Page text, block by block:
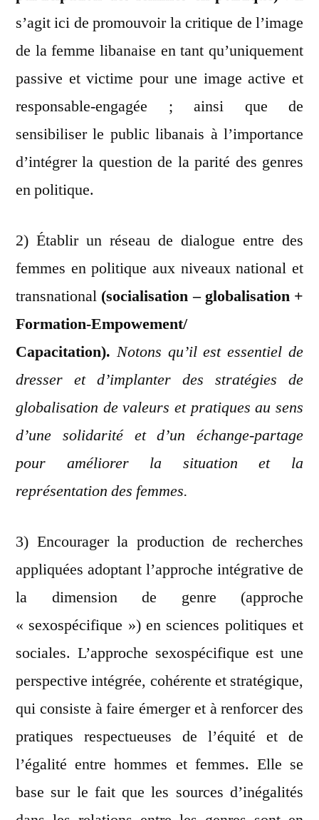
s’agit ici de promouvoir la critique de l’image
de la femme libanaise en tant qu’uniquement
passive et victime pour une image active et
responsable-engagée ; ainsi que de
sensibiliser le public libanais à l’importance
d’intégrer la question de la parité des genres
en politique.
2) Établir un réseau de dialogue entre des
femmes en politique aux niveaux national et
transnational (socialisation – globalisation +
Formation-Empowement/
Capacitation). Notons qu’il est essentiel de
dresser et d’implanter des stratégies de
globalisation de valeurs et pratiques au sens
d’une solidarité et d’un échange-partage
pour améliorer la situation et la
représentation des femmes.
3) Encourager la production de recherches
appliquées adoptant l’approche intégrative de
la dimension de genre (approche
« sexospécifique ») en sciences politiques et
sociales. L’approche sexospécifique est une
perspective intégrée, cohérente et stratégique,
qui consiste à faire émerger et à renforcer des
pratiques respectueuses de l’équité et de
l’égalité entre hommes et femmes. Elle se
base sur le fait que les sources d’inégalités